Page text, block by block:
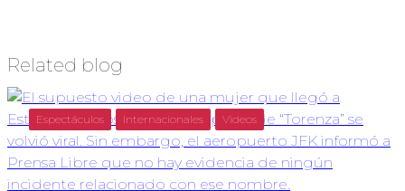
Related blog
Espectáculos Internacionales Videos